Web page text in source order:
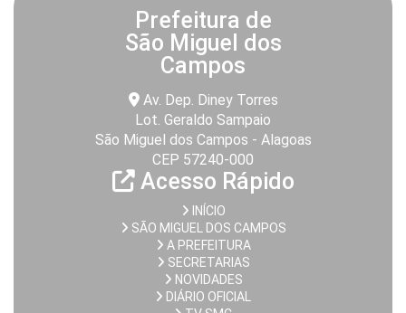
Prefeitura de
São Miguel dos
Campos
Av. Dep. Diney Torres
Lot. Geraldo Sampaio
São Miguel dos Campos - Alagoas
CEP 57240-000
Acesso Rápido
INÍCIO
SÃO MIGUEL DOS CAMPOS
A PREFEITURA
SECRETARIAS
NOVIDADES
DIÁRIO OFICIAL